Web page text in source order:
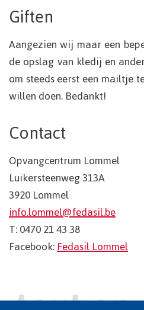
Giften
Aangezien wij maar een
de opslag van kledij en
om steeds eerst een mailtje
willen doen. Bedankt!
Contact
Opvangcentrum Lommel
Luikersteenweg 313A
3920 Lommel
info.lommel@fedasil.be
T: 0470 21 43 38
Facebook:Fedasil Lommel